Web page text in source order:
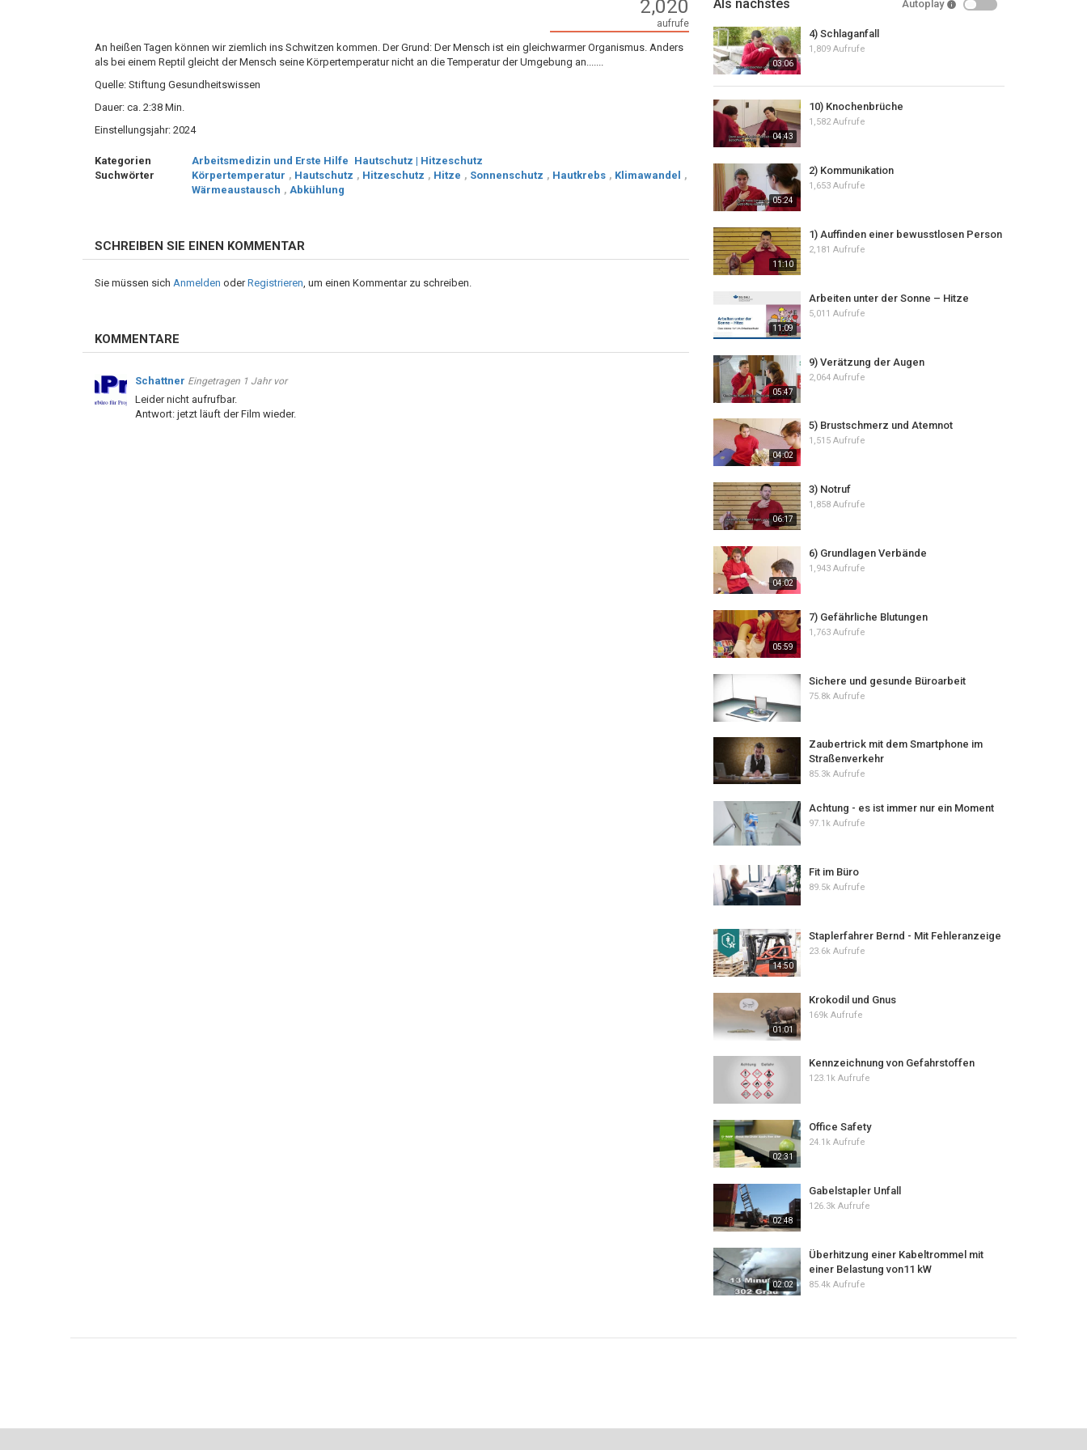
2,020
aufrufe
An heißen Tagen können wir ziemlich ins Schwitzen kommen. Der Grund: Der Mensch ist ein gleichwarmer Organismus. Anders
als bei einem Reptil gleicht der Mensch seine Körpertemperatur nicht an die Temperatur der Umgebung an.......
Quelle: Stiftung Gesundheitswissen
Dauer: ca. 2:38 Min.
Einstellungsjahr: 2024
Kategorien Arbeitsmedizin und Erste Hilfe Hautschutz | Hitzeschutz
Suchwörter
Körpertemperatur , Hautschutz , Hitzeschutz , Hitze , Sonnenschutz , Hautkrebs , Klimawandel
,
Wärmeaustausch , Abkühlung
SCHREIBEN SIE EINEN KOMMENTAR
Sie müssen sich Anmelden oderRegistrieren, um einen Kommentar zu schreiben.
KOMMENTARE
Schattner Eingetragen 1 Jahr vor
Leider nicht aufrufbar.
Antwort: jetzt läuft der Film wieder.
Als nächstes Autoplay
03:06
4) Schlaganfall
1,809 Aufrufe
04:43
10) Knochenbrüche
1,582 Aufrufe
05:24
2) Kommunikation
1,653 Aufrufe
11:10
1) Auffinden einer bewusstlosen Person
2,181 Aufrufe
11:09
Arbeiten unter der Sonne – Hitze
5,011 Aufrufe
05:47
9) Verätzung der Augen
2,064 Aufrufe
04:02
5) Brustschmerz und Atemnot
1,515 Aufrufe
06:17
3) Notruf
1,858 Aufrufe
04:02
6) Grundlagen Verbände
1,943 Aufrufe
05:59
7) Gefährliche Blutungen
1,763 Aufrufe
Sichere und gesunde Büroarbeit
75.8k Aufrufe
Zaubertrick mit dem Smartphone im
Straßenverkehr
85.3k Aufrufe
Achtung - es ist immer nur ein Moment
97.1k Aufrufe
Fit im Büro
89.5k Aufrufe
14:50
Staplerfahrer Bernd - Mit Fehleranzeige
23.6k Aufrufe
01:01
Krokodil und Gnus
169k Aufrufe
Kennzeichnung von Gefahrstoffen
123.1k Aufrufe
02:31
Office Safety
24.1k Aufrufe
02:48
Gabelstapler Unfall
126.3k Aufrufe
02:02
Überhitzung einer Kabeltrommel mit
einer Belastung von11 kW
85.4k Aufrufe